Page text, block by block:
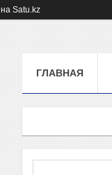
на Satu.kz
ГЛАВНАЯ